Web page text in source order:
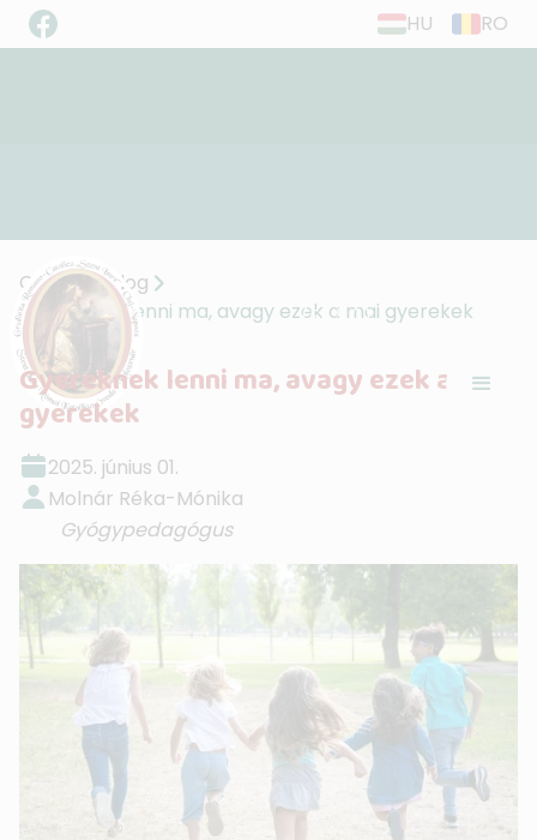
HU RO
(Ef. 5,2)
Címlap
Blog
Gyereknek lenni ma, avagy ezek a mai gyerekek
Gyereknek lenni ma, avagy ezek a mai
gyerekek
2025. június 01.
Molnár Réka-Mónika
Gyógypedagógus